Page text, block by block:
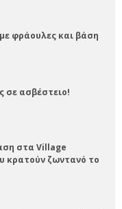
φράουλες και βάση
σε ασβέστειο!
στα Village
κρατούν ζωντανό το